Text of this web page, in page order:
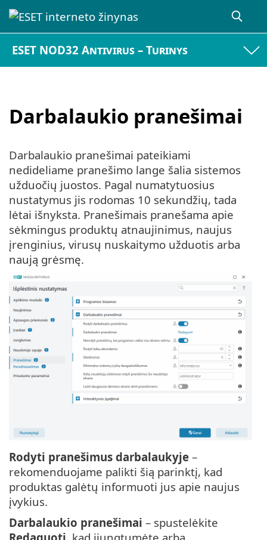
ESET NOD32 Antivirus – Turinys
Darbalaukio pranešimai
Darbalaukio pranešimai pateikiami
nedideliame pranešimo lange šalia sistemos
užduočių juostos. Pagal numatytuosius
nustatymus jis rodomas 10 sekundžių, tada
lėtai išnyksta. Pranešimais pranešama apie
sėkmingus produktų atnaujinimus, naujus
įrenginius, virusų nuskaitymo užduotis arba
naują grėsmę.
Rodyti pranešimus darbalaukyje –
rekomenduojame palikti šią parinktį, kad
produktas galėtų informuoti jus apie naujus
įvykius.
Darbalaukio pranešimai – spustelėkite